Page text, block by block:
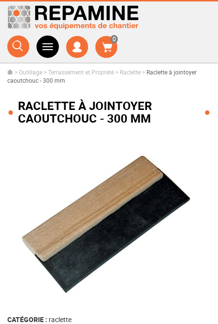
0
>Outillage >Terrassement et Propreté > Raclette > Raclette à jointoyer
caoutchouc - 300 mm
RACLETTE À JOINTOYER
CAOUTCHOUC - 300 MM
CATÉGORIE : raclette